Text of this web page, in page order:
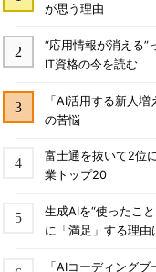
が思う理由
“応用情報が消える
IT資格の今を読む
「AI活用する新人
の苦悩
富士通を抜いて2位
業トップ20
生成AIを“使ったこ
に「満足」する理
「AIコーディング